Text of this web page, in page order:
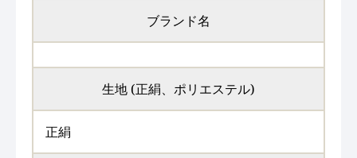
ブランド名
生地 (正絹、ポリエステル)
正絹